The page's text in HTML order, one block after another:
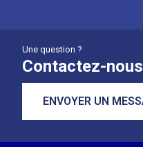
Une question ?
Contactez-
ENVOYER UN